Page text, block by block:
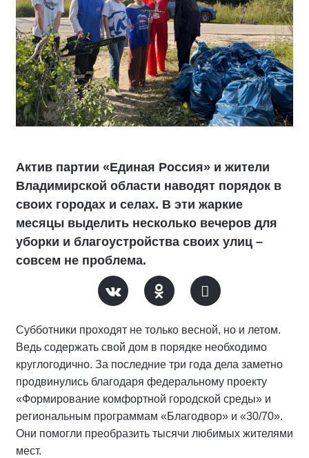
Актив партии «Единая Россия» и жители
Владимирской области наводят порядок в
своих городах и селах. В эти жаркие
месяцы выделить несколько вечеров для
уборки и благоустройства своих улиц –
совсем не проблема.
Субботники проходят не только весной, но и летом.
Ведь содержать свой дом в порядке необходимо
круглогодично. За последние три года дела заметно
продвинулись благодаря федеральному проекту
«Формирование комфортной городской среды» и
региональным программам «Благодвор» и «30/70».
Они помогли преобразить тысячи любимых жителями
мест.